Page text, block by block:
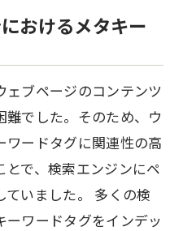
おけるメタキー
ブページのコンテンツ
でした。そのため、ウ
ワードタグに関連性の高
で、検索エンジンにペ
いました。 多くの検
ワードタグをインデッ